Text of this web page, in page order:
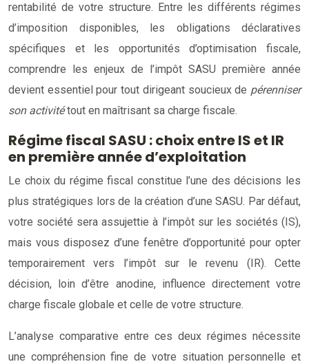
rentabilité de votre structure. Entre les différents régimes
d’imposition disponibles, les obligations déclaratives
spécifiques et les opportunités d’optimisation fiscale,
comprendre les enjeux de l’impôt SASU première année
devient essentiel pour tout dirigeant soucieux de pérenniser
son activitétout en maîtrisant sa charge fiscale.
Régime fiscal SASU : choix entre IS et IR
en première année d’exploitation
Le choix du régime fiscal constitue l’une des décisions les
plus stratégiques lors de la création d’une SASU. Par défaut,
votre société sera assujettie à l’impôt sur les sociétés (IS),
mais vous disposez d’une fenêtre d’opportunité pour opter
temporairement vers l’impôt sur le revenu (IR). Cette
décision, loin d’être anodine, influence directement votre
charge fiscale globale et celle de votre structure.
L’analyse comparative entre ces deux régimes nécessite
une compréhension fine de votre situation personnelle et